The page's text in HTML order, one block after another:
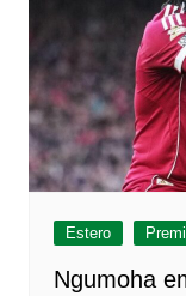
Estero
Ngumoha